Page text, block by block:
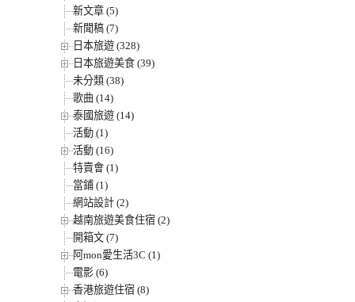
新文章 (5)
新聞稿 (7)
日本旅遊 (328)
日本旅遊美食 (39)
未分類 (38)
歌曲 (14)
泰國旅遊 (14)
活動 (1)
活動 (16)
特賣會 (1)
當鋪 (1)
網站設計 (2)
越南旅遊美食住宿 (2)
開箱文 (7)
阿mon愛生活3C (1)
電影 (6)
香港旅遊住宿 (8)